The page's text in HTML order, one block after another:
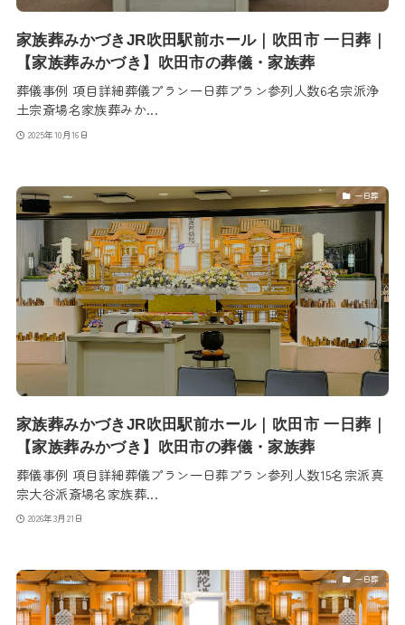
家族葬みかづきJR吹田駅前ホール｜吹田市 一日葬｜
【家族葬みかづき】吹田市の葬儀・家族葬
葬儀事例 項目詳細葬儀プラン一日葬プラン参列人数6名宗派浄
土宗斎場名家族葬みか...
2025年10月16日
一日葬
家族葬みかづきJR吹田駅前ホール｜吹田市 一日葬｜
【家族葬みかづき】吹田市の葬儀・家族葬
葬儀事例 項目詳細葬儀プラン一日葬プラン参列人数15名宗派真
宗大谷派斎場名家族葬...
2026年3月21日
一日葬